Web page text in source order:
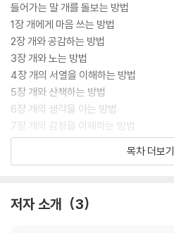
들어가는 말 개를 돌보는 방법
1장 개에게 마음 쓰는 방법
2장 개와 공감하는 방법
3장 개와 노는 방법
4장 개의 서열을 이해하는 방법
5장 개와 산책하는 방법
6장 개의 생각을 아는 방법
7장 개의 감정을 이해하는 방법
8장 개의 목줄을 다루는 방법
목차 더보기
저자 소개 3